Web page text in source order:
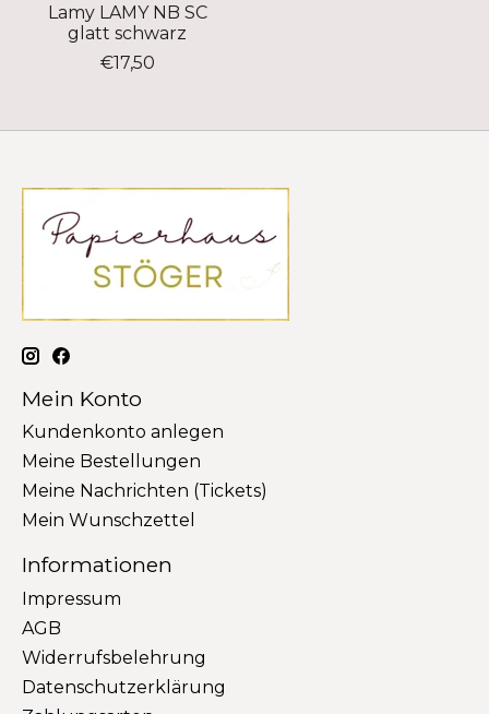
Lamy LAMY NB SC
glatt schwarz
€17,50
Mein Konto
Kundenkonto anlegen
Meine Bestellungen
Meine Nachrichten (Tickets)
Mein Wunschzettel
Informationen
Impressum
AGB
Widerrufsbelehrung
Datenschutzerklärung